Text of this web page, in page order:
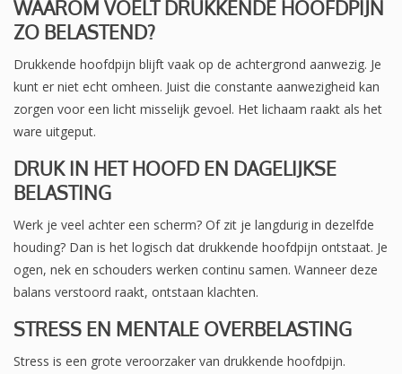
WAAROM VOELT DRUKKENDE HOOFDPIJN
ZO BELASTEND?
Drukkende hoofdpijn blijft vaak op de achtergrond aanwezig. Je
kunt er niet echt omheen. Juist die constante aanwezigheid kan
zorgen voor een licht misselijk gevoel. Het lichaam raakt als het
ware uitgeput.
DRUK IN HET HOOFD EN DAGELIJKSE
BELASTING
Werk je veel achter een scherm? Of zit je langdurig in dezelfde
houding? Dan is het logisch dat drukkende hoofdpijn ontstaat. Je
ogen, nek en schouders werken continu samen. Wanneer deze
balans verstoord raakt, ontstaan klachten.
STRESS EN MENTALE OVERBELASTING
Stress is een grote veroorzaker van drukkende hoofdpijn.